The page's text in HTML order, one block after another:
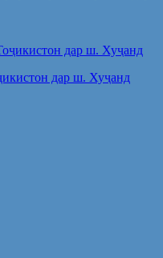
дар ш. Хуҷанд